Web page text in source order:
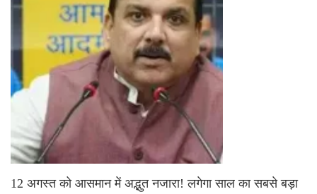
12 अगस्त को आसमान में अद्भुत नजारा! लगेगा साल का सबसे बड़ा